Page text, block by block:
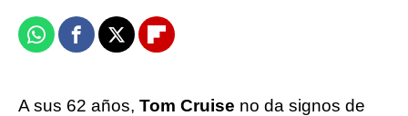
WhatsappFacebook
X Flipboard
A sus 62 años, Tom Cruise no da signos de